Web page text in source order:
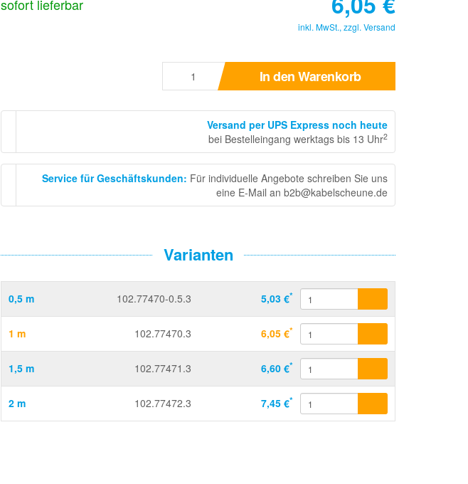
sofort lieferbar
inkl. MwSt., zzgl. Versand
In den Warenkorb
Versand per UPS Express noch heute
bei Bestelleingang werktags bis 13 Uhr2
Service für Geschäftskunden: Für individuelle Angebote schreiben Sie uns
eine E-Mail an b2b@kabelscheune.de
Varianten
0,5 m 102.77470-0.5.3 5,03 €*
1 m 102.77470.3 6,05 €*
1,5 m 102.77471.3 6,60 €*
2 m 102.77472.3 7,45 €*